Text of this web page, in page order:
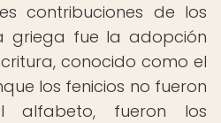
contribuciones de los
griega fue la adopción
conocido como el
los fenicios no fueron
alfabeto, fueron los